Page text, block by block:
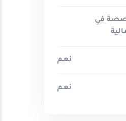
في
نعم
نعم